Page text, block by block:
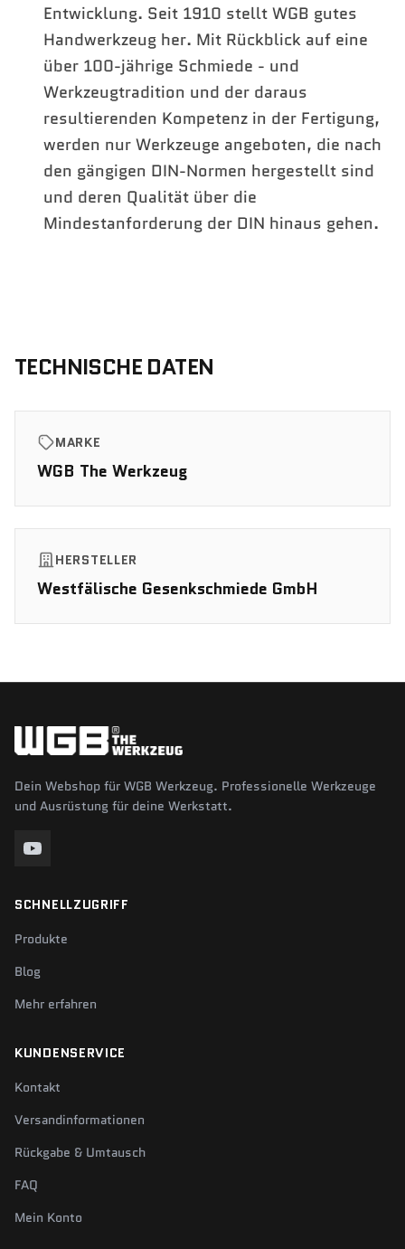
Entwicklung. Seit 1910 stellt WGB gutes
Handwerkzeug her. Mit Rückblick auf eine
über 100-jährige Schmiede - und
Werkzeugtradition und der daraus
resultierenden Kompetenz in der Fertigung,
werden nur Werkzeuge angeboten, die nach
den gängigen DIN-Normen hergestellt sind
und deren Qualität über die
Mindestanforderung der DIN hinaus gehen.
TECHNISCHE DATEN
MARKE
WGB The Werkzeug
HERSTELLER
Westfälische Gesenkschmiede GmbH
Dein Webshop für WGB Werkzeug. Professionelle Werkzeuge
und Ausrüstung für deine Werkstatt.
SCHNELLZUGRIFF
Produkte
Blog
Mehr erfahren
KUNDENSERVICE
Kontakt
Versandinformationen
Rückgabe & Umtausch
FAQ
Mein Konto